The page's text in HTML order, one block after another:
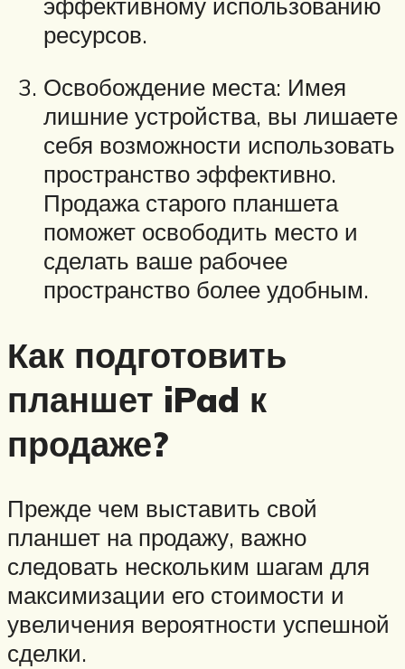
ресурсов.
Освобождение места: Имея
лишние устройства, вы лишаете
себя возможности использовать
пространство эффективно.
Продажа старого планшета
поможет освободить место и
сделать ваше рабочее
пространство более удобным.
Как подготовить
планшет iPad к
продаже?
Прежде чем выставить свой
планшет на продажу, важно
следовать нескольким шагам для
максимизации его стоимости и
увеличения вероятности успешной
сделки.